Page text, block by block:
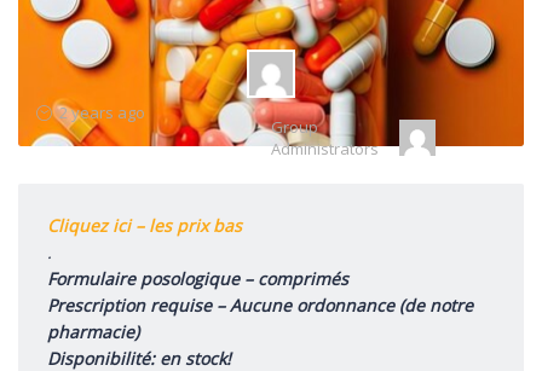
2 years ago
Group
Leadership
Group
Administrators
Cliquez ici – les prix bas
.
Formulaire posologique – comprimés
Prescription requise – Aucune ordonnance (de notre
pharmacie)
Disponibilité: en stock!